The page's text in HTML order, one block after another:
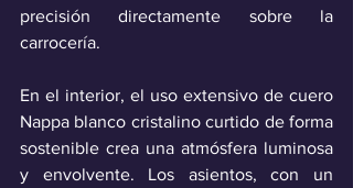
precisión directamente sobre la
carrocería.
En el interior, el uso extensivo de cuero
Nappa blanco cristalino curtido de forma
sostenible crea una atmósfera luminosa
y envolvente. Los asientos, con un